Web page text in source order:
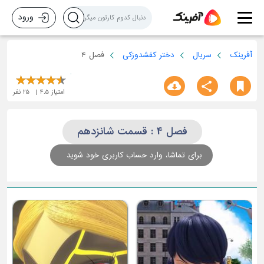
ورود
آفرینک سریال دختر کفشدوزکی فصل 4
امتیاز 4.5
25 نفر
فصل 4 : قسمت شانزدهم
برای تماشا، وارد حساب کاربری خود شوید